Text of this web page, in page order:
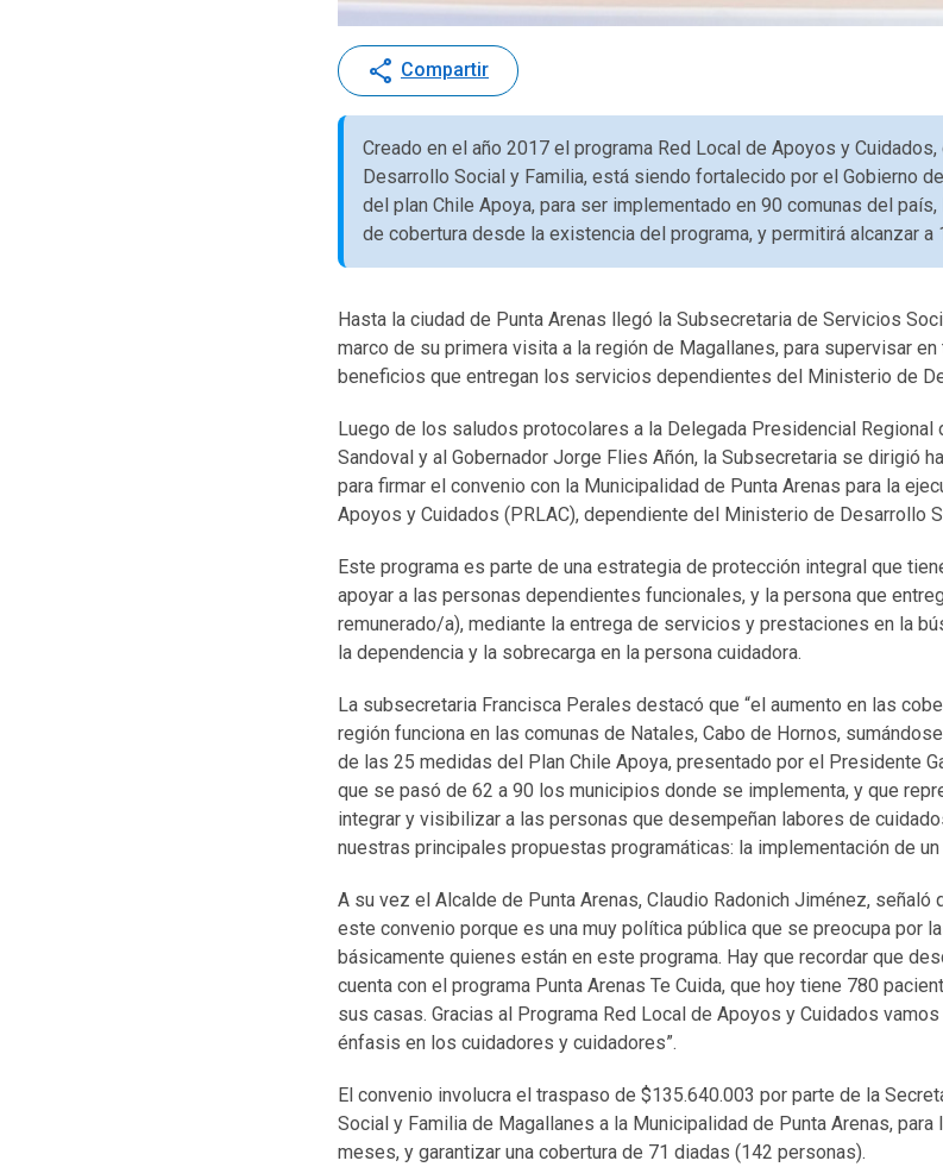
share Compartir
Creado en el año 2017 el programa Red Local de Apoyos y
Desarrollo Social y Familia, está siendo fortalecido por el Gobierno
del plan Chile Apoya, para ser implementado en 90 comunas del
de cobertura desde la existencia del programa, y permitirá alcanzar a
Hasta la ciudad de Punta Arenas llegó la Subsecretaria de Servicios
marco de su primera visita a la región de Magallanes, para supervisar
beneficios que entregan los servicios dependientes del Ministerio de
Luego de los saludos protocolares a la Delegada Presidencial Regional
Sandoval y al Gobernador Jorge Flies Añón, la Subsecretaria se dirigió
para firmar el convenio con la Municipalidad de Punta Arenas para la
Apoyos y Cuidados (PRLAC), dependiente del Ministerio de Desarrollo
Este programa es parte de una estrategia de protección integral que
apoyar a las personas dependientes funcionales, y la persona que
remunerado/a), mediante la entrega de servicios y prestaciones en la
la dependencia y la sobrecarga en la persona cuidadora.
La subsecretaria Francisca Perales destacó que “el aumento en las
región funciona en las comunas de Natales, Cabo de Hornos,
de las 25 medidas del Plan Chile Apoya, presentado por el Presidente
que se pasó de 62 a 90 los municipios donde se implementa, y que
integrar y visibilizar a las personas que desempeñan labores de
nuestras principales propuestas programáticas: la implementación de
A su vez el Alcalde de Punta Arenas, Claudio Radonich Jiménez,
este convenio porque es una muy política pública que se preocupa por
básicamente quienes están en este programa. Hay que recordar que
cuenta con el programa Punta Arenas Te Cuida, que hoy tiene 780
sus casas. Gracias al Programa Red Local de Apoyos y Cuidados
énfasis en los cuidadores y cuidadores”.
El convenio involucra el traspaso de $135.640.003 por parte de la
Social y Familia de Magallanes a la Municipalidad de Punta Arenas,
meses, y garantizar una cobertura de 71 diadas (142 personas).